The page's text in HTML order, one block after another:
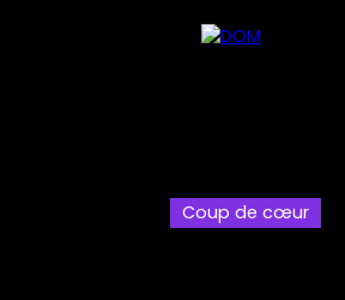
Coup de cœur